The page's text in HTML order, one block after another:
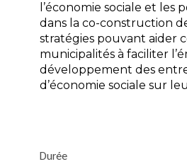
l’économie sociale et les
dans la co-construction
stratégies pouvant aider
municipalités à faciliter
développement des
d’économie sociale sur
Durée